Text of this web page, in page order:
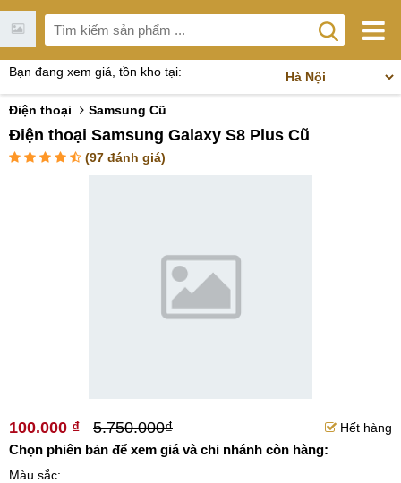
Bạn đang xem giá, tồn kho tại:
Điện thoại Samsung Cũ
Điện thoại Samsung Galaxy S8 Plus Cũ
(97 đánh giá)
100.000 ₫ 5.750.000₫ Hết hàng
Chọn phiên bản để xem giá và chi nhánh còn hàng:
Màu sắc